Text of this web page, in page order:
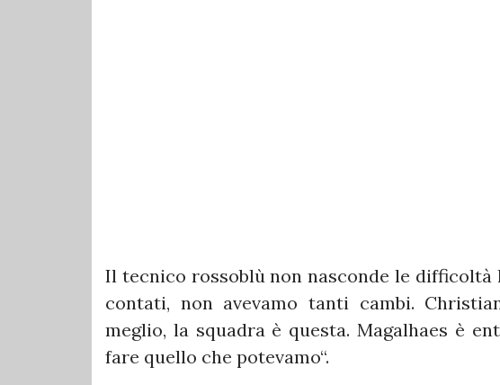
Il tecnico rossoblù non nasconde le difficoltà
contati, non avevamo tanti cambi.
meglio, la squadra è questa. Magalhaes è
fare quello che potevamo“.